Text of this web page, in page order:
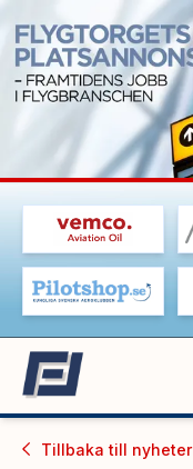
Tillbaka till nyheter